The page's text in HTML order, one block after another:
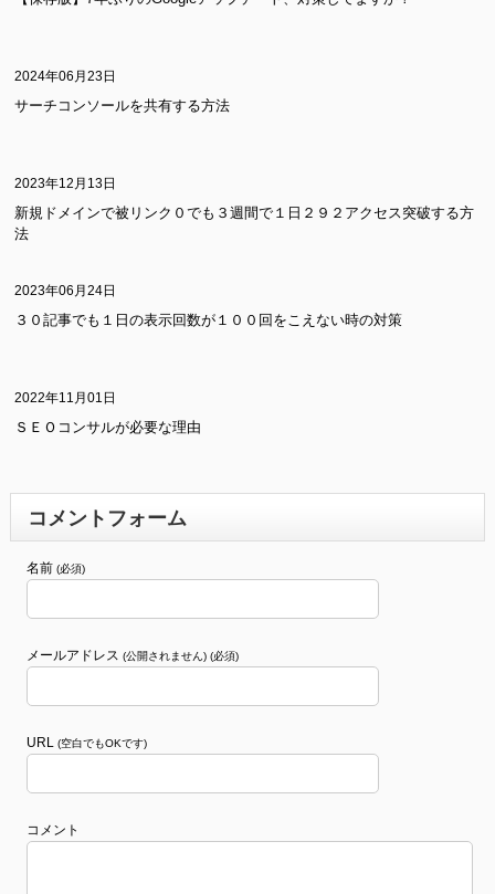
2024年06月23日
サーチコンソールを共有する方法
2023年12月13日
新規ドメインで被リンク０でも３週間で１日２９２アクセス突破する方
法
2023年06月24日
３０記事でも１日の表示回数が１００回をこえない時の対策
2022年11月01日
ＳＥＯコンサルが必要な理由
コメントフォーム
名前 (必須)
メールアドレス (公開されません) (必須)
URL (空白でもOKです)
コメント